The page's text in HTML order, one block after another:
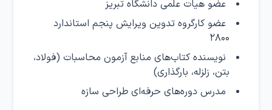
عضو هیات علمی دانشگاه تبریز
عضو کارگروه تدوین ویرایش پنجم استاندارد
۲۸۰۰
نویسنده کتاب‌های منابع آزمون محاسبات (فولاد،
بتن، زلزله، بارگذاری)
مدرس دوره‌های حرفه‌ای طراحی سازه